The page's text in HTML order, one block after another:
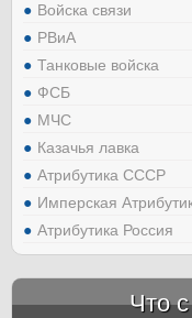
Войска связи
РВиА
Танковые войска
ФСБ
МЧС
Казачья лавка
Атрибутика СССР
Имперская
Атрибутика Россия
Что